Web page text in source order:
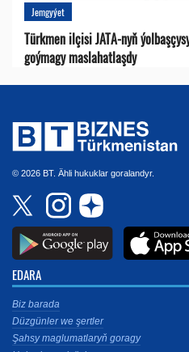
Jemgyýet
Türkmen ilçisi JATA-nyň
goýmagy maslahatlaşdy
© 2026 BT. Ähli hukuklar goralandyr.
EDARA
Biz barada
Düzgünler we şertler
Şahsy maglumatlaryň goragy